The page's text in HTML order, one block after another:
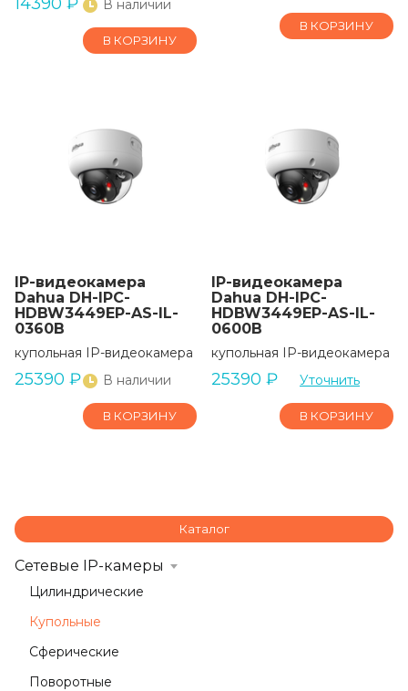
В наличии
В КОРЗИНУ
В КОРЗИНУ
IP-видеокамера
Dahua DH-IPC-
HDBW3449EP-AS-IL-
0360B
купольная IP-видеокамера
25390 ₽ В наличии
В КОРЗИНУ
IP-видеокамера
Dahua DH-IPC-
HDBW3449EP-AS-IL-
0600B
купольная IP-видеокамера
25390 ₽ Уточнить
В КОРЗИНУ
Каталог
Сетевые IP-камеры
Цилиндрические
Купольные
Сферические
Поворотные